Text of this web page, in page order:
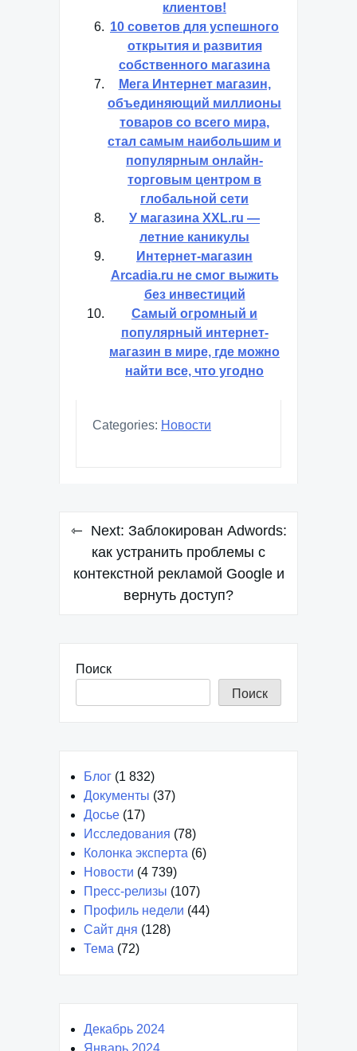
клиентов!
10 советов для успешного
открытия и развития
собственного магазина
Мега Интернет магазин,
объединяющий миллионы
товаров со всего мира,
стал самым наибольшим и
популярным онлайн-
торговым центром в
глобальной сети
У магазина XXL.ru —
летние каникулы
Интернет-магазин
Arcadia.ru не смог выжить
без инвестиций
Самый огромный и
популярный интернет-
магазин в мире, где можно
найти все, что угодно
Categories: Новости
Навигация
записям
Next: Заблокирован Adwords:
как устранить проблемы с
контекстной рекламой Google и
вернуть доступ?
Поиск
Поиск
Блог (1 832)
Документы (37)
Досье (17)
Исследования (78)
Колонка эксперта (6)
Новости (4 739)
Пресс-релизы (107)
Профиль недели (44)
Сайт дня (128)
Тема (72)
Декабрь 2024
Январь 2024